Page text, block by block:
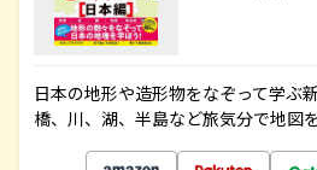
日本の地形や造形物をなぞって学ぶ
橋、川、湖、半島など旅気分で地図